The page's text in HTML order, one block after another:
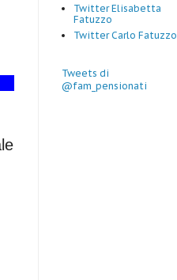
Twitter Elisabetta
Fatuzzo
Twitter Carlo Fatuzzo
Tweets di
@fam_pensionati